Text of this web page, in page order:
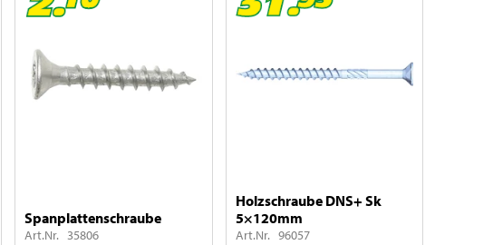
Spanplattenschraube
Art.Nr. 35806
Holzschraube DNS+ Sk
5×120mm
Art.Nr. 96057